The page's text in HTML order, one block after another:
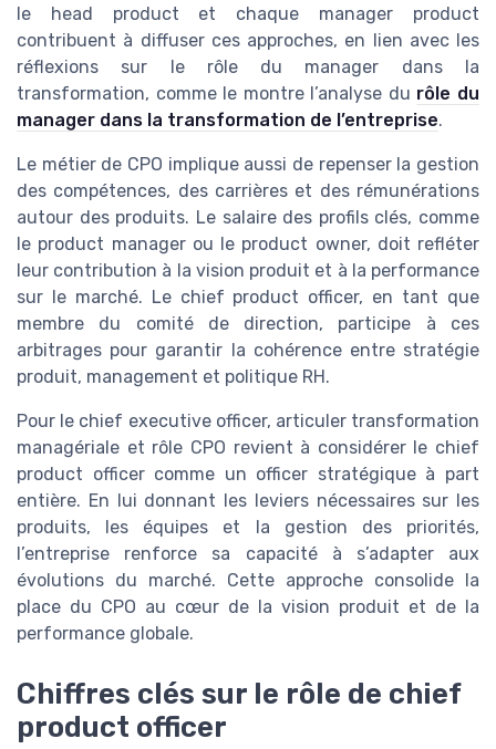
le head product et chaque manager product
contribuent à diffuser ces approches, en lien avec les
réflexions sur le rôle du manager dans la
transformation, comme le montre l’analyse du rôle du
manager dans la transformation de l’entreprise.
Le métier de CPO implique aussi de repenser la gestion
des compétences, des carrières et des rémunérations
autour des produits. Le salaire des profils clés, comme
le product manager ou le product owner, doit refléter
leur contribution à la vision produit et à la performance
sur le marché. Le chief product officer, en tant que
membre du comité de direction, participe à ces
arbitrages pour garantir la cohérence entre stratégie
produit, management et politique RH.
Pour le chief executive officer, articuler transformation
managériale et rôle CPO revient à considérer le chief
product officer comme un officer stratégique à part
entière. En lui donnant les leviers nécessaires sur les
produits, les équipes et la gestion des priorités,
l’entreprise renforce sa capacité à s’adapter aux
évolutions du marché. Cette approche consolide la
place du CPO au cœur de la vision produit et de la
performance globale.
Chiffres clés sur le rôle de chief
product officer